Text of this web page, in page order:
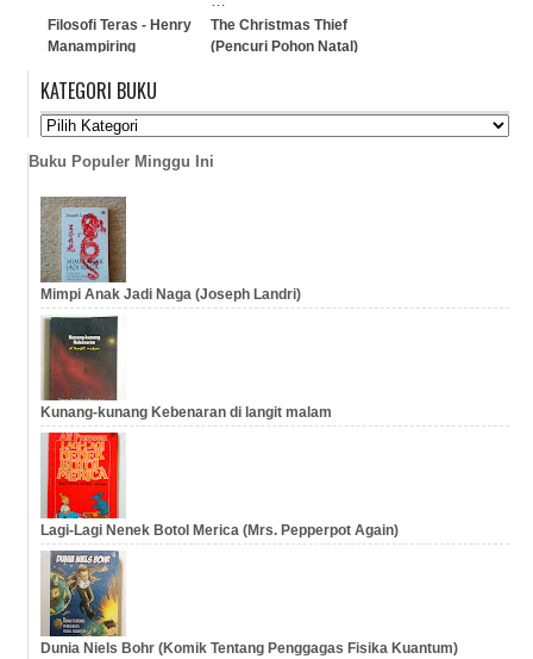
Filosofi Teras - Henry
Manampiring
…
The Christmas Thief
(Pencuri Pohon Natal)
KATEGORI BUKU
Buku Populer Minggu Ini
Mimpi Anak Jadi Naga (Joseph Landri)
Kunang-kunang Kebenaran di langit malam
Lagi-Lagi Nenek Botol Merica (Mrs. Pepperpot Again)
Dunia Niels Bohr (Komik Tentang Penggagas Fisika Kuantum)